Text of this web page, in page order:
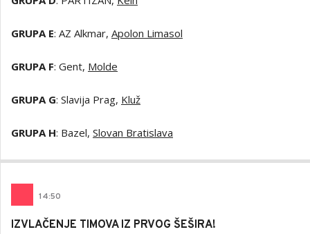
GRUPA E: AZ Alkmar, Apolon Limasol
GRUPA F: Gent, Molde
GRUPA G: Slavija Prag, Kluž
GRUPA H: Bazel, Slovan Bratislava
14:50
IZVLAČENJE TIMOVA IZ PRVOG ŠEŠIRA!